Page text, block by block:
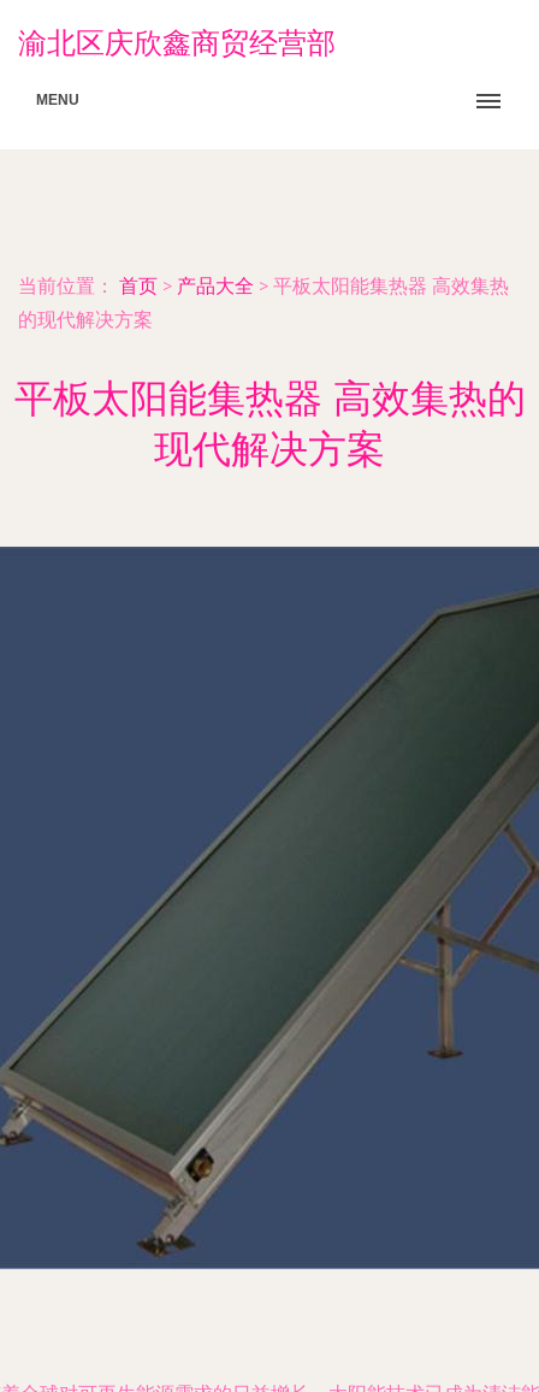
渝北区庆欣鑫商贸经营部
MENU
当前位置： 首页 > 产品大全 > 平板太阳能集热器 高效集热
的现代解决方案
平板太阳能集热器 高效集热的
现代解决方案